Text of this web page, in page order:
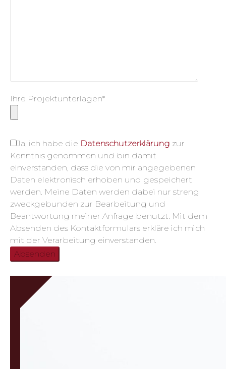
Ihre Projektunterlagen*
Ja, ich habe die Datenschutzerklärung zur
Kenntnis genommen und bin damit
einverstanden, dass die von mir angegebenen
Daten elektronisch erhoben und gespeichert
werden. Meine Daten werden dabei nur streng
zweckgebunden zur Bearbeitung und
Beantwortung meiner Anfrage benutzt. Mit dem
Absenden des Kontaktformulars erkläre ich mich
mit der Verarbeitung einverstanden.